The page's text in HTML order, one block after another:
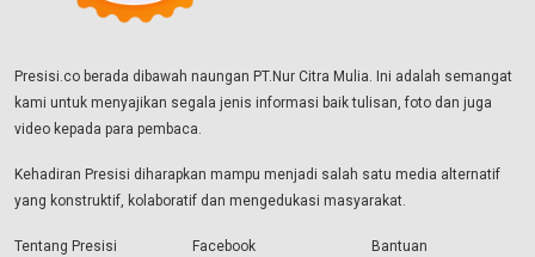
Presisi.co berada dibawah naungan PT.Nur Citra Mulia. Ini adalah semangat
kami untuk menyajikan segala jenis informasi baik tulisan, foto dan juga
video kepada para pembaca.
Kehadiran Presisi diharapkan mampu menjadi salah satu media alternatif
yang konstruktif, kolaboratif dan mengedukasi masyarakat.
Tentang Presisi
Facebook
Bantuan